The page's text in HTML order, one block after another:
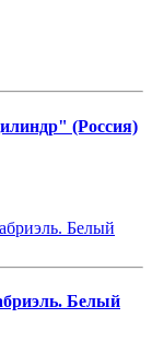
(Россия)
Белый